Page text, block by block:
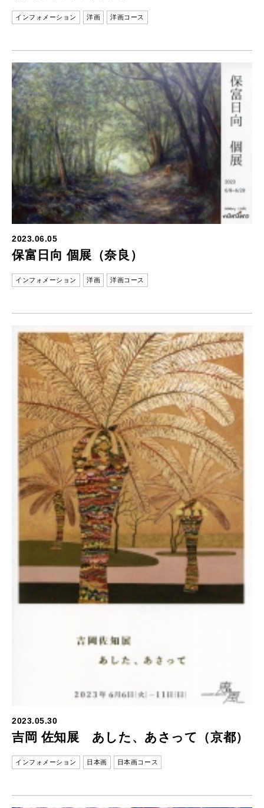
インフォメーション 洋画 洋画コース
2023.06.05
保富日向 個展（奈良）
インフォメーション 洋画 洋画コース
2023.05.30
吉岡 佐知展 あした、あさって（京都）
インフォメーション 日本画 日本画コース